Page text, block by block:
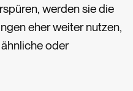
werden sie die
eher weiter nutzen,
oder